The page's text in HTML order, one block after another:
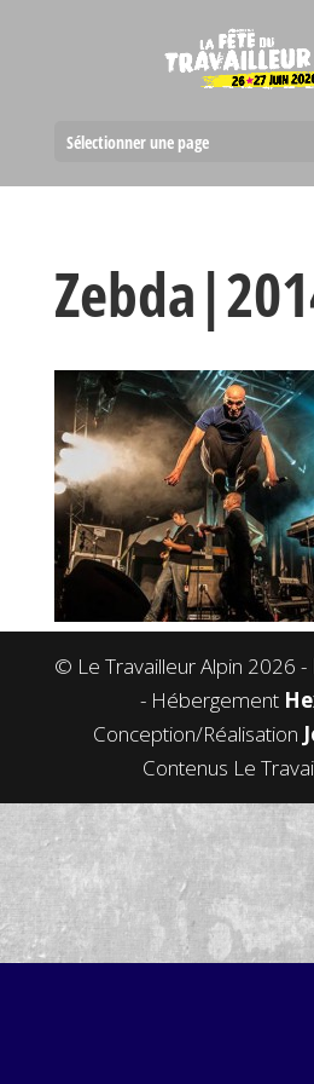
Sélectionner une page
© Le Travailleur Alpin 2026 -
- Hébergement
Conception/Réalisation
Contenus Le